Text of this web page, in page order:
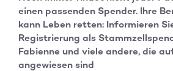
einen passenden Spender. Ihre
kann Leben retten: Informieren
Registrierung als
Fabienne und viele andere, die
angewiesen sind